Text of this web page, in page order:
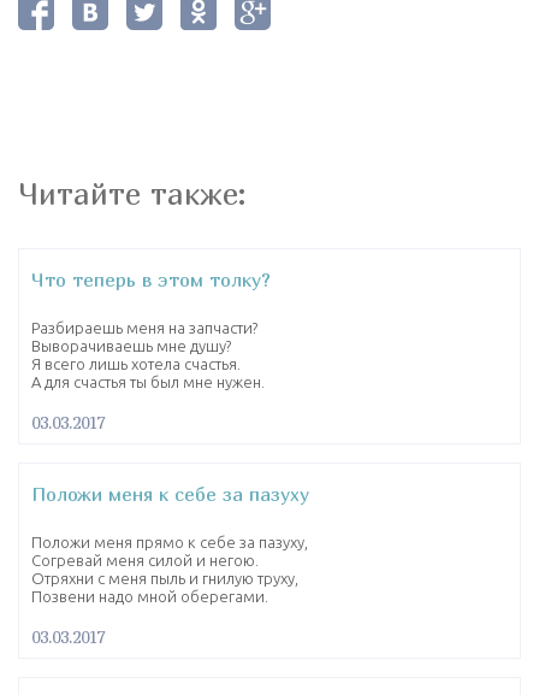
Читайте также:
Что теперь в этом толку?
Разбираешь меня на запчасти?
Выворачиваешь мне душу?
Я всего лишь хотела счастья.
А для счастья ты был мне нужен.
03.03.2017
Положи меня к себе за пазуху
Положи меня прямо к себе за пазуху,
Согревай меня силой и негою.
Отряхни с меня пыль и гнилую труху,
Позвени надо мной оберегами.
03.03.2017